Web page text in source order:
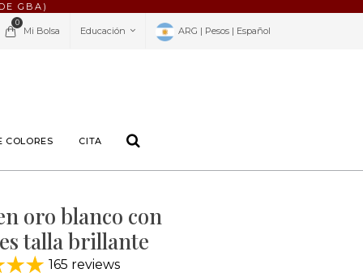
GBA)
0
Mi Bolsa Educación ARG | Pesos | Español
COLORES CITA
oro blanco con
talla brillante
165 reviews